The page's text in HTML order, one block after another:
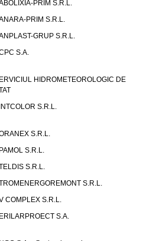
PRIM S.R.L.
PRIM S.R.L.
GRUP S.R.L.
S.A.
HIDROMETEOROLOGIC DE
S.R.L.
S.R.L.
S.R.L.
S.R.L.
S.R.L.
COMPLEX S.R.L.
S.A.